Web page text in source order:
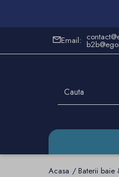
Email:
Acasa Baterii baie